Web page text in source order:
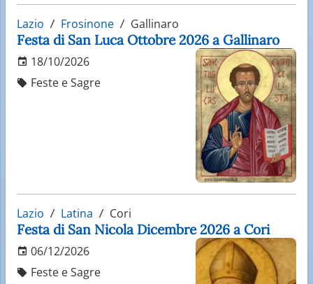
Lazio Frosinone Gallinaro
Festa di San Luca Ottobre 2026 a Gallinaro
18/10/2026
Feste e Sagre
Lazio Latina Cori
Festa di San Nicola Dicembre 2026 a Cori
06/12/2026
Feste e Sagre